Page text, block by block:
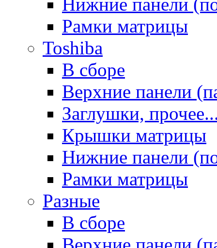
Рамки матрицы
Toshiba
В сборе
Верхние панели
Заглушки,
Крышки матрицы
Нижние панели
Рамки матрицы
Разные
В сборе